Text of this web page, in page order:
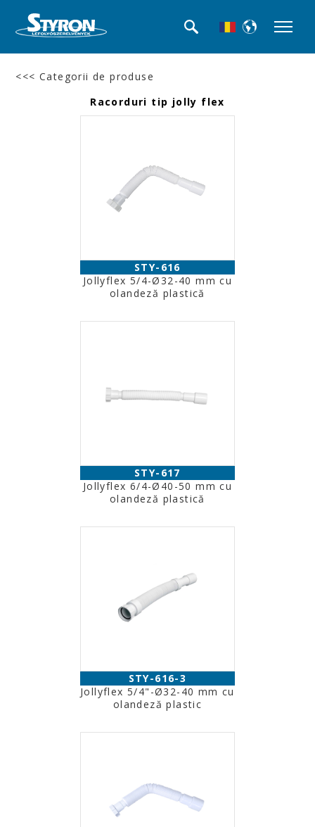
<<< Categorii de produse
Racorduri tip jolly flex
STY-616
Jollyflex 5/4-Ø32-40 mm cu
olandeză plastică
STY-617
Jollyflex 6/4-Ø40-50 mm cu
olandeză plastică
STY-616-3
Jollyflex 5/4"-Ø32-40 mm cu
olandeză plastic